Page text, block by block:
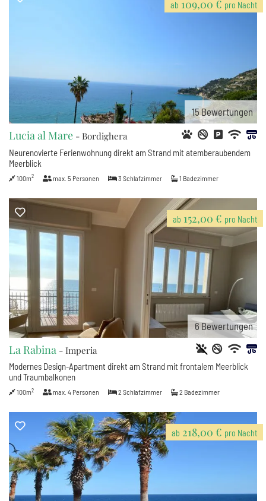
ab 109,00 € pro Nacht
15Bewertungen
Lucia al Mare - Bordighera
Neurenovierte Ferienwohnung direkt am Strand mit atemberaubendem
Meerblick
100m2 max. 5 Personen 3 Schlafzimmer 1 Badezimmer
ab 152,00 € pro Nacht
6Bewertungen
La Rabina - Imperia
Modernes Design-Apartment direkt am Strand mit frontalem Meerblick
und Traumbalkonen
100m2 max. 4 Personen 2 Schlafzimmer 2 Badezimmer
ab 218,00 € pro Nacht